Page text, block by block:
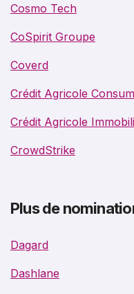
Cosmo Tech
CoSpirit Groupe
Coverd
Crédit Agricole
Crédit Agricole
CrowdStrike
Plus de
Dagard
Dashlane